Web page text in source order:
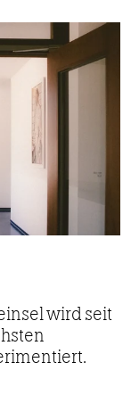
wird seit